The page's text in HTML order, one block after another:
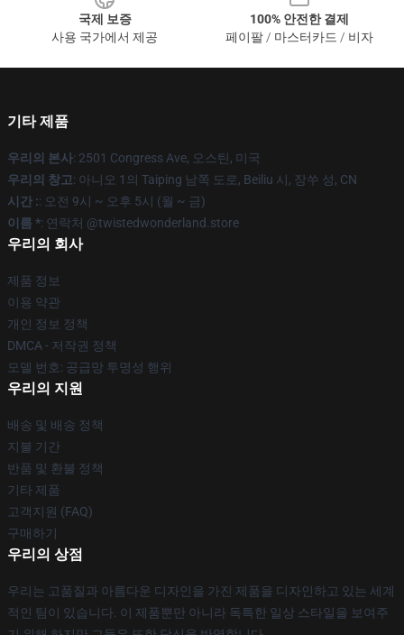
국제 보증
사용 국가에서 제공
100% 안전한 결제
페이팔 / 마스터카드 / 비자
기타 제품
우리의 본사: 2501 Congress Ave, 오스틴, 미국
우리의 창고: 아니오 1의 Taiping 남쪽 도로, Beiliu 시, 장쑤 성, CN
시간 :: 오전 9시 ~ 오후 5시 (월 ~ 금)
이름 *: 연락처 @twistedwonderland.store
우리의 회사
제품 정보
이용 약관
개인 정보 정책
DMCA - 저작권 정책
모델 번호: 공급망 투명성 행위
우리의 지원
배송 및 배송 정책
지불 기간
반품 및 환불 정책
기타 제품
고객지원 (FAQ)
구매하기
우리의 상점
우리는 고품질과 아름다운 디자인을 가진 제품을 디자인하고 있는 세계
적인 팀이 있습니다. 이 제품뿐만 아니라 독특한 일상 스타일을 보여주